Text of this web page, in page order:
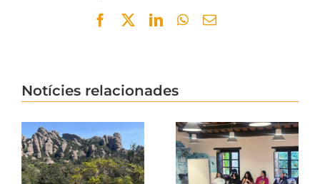
Facebook
TwitterLinkedInWhatsApp
Email
Notícies relacionades